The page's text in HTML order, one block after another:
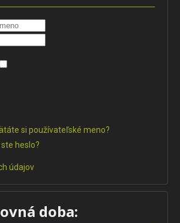
si používateľské meno?
heslo?
údajov
doba: